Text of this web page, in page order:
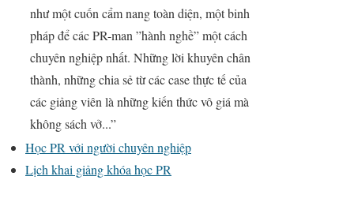
như một cuốn cẩm nang toàn diện, một binh
pháp để các PR-man ”hành nghề” một cách
chuyên nghiệp nhất. Những lời khuyên chân
thành, những chia sẻ từ các case thực tế của
các giảng viên là những kiến thức vô giá mà
không sách vở...”
Học PR với người chuyên nghiệp
Lịch khai giảng khóa học PR